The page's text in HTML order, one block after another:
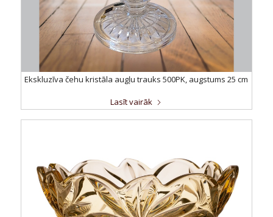
Ekskluzīva čehu kristāla augļu trauks 500PK, augstums 25 cm
Lasīt vairāk